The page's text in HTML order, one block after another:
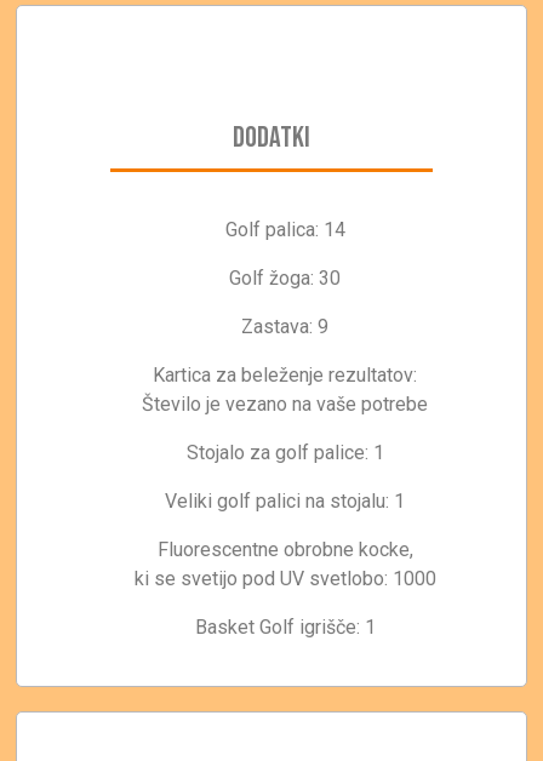
DODATKI
Golf palica: 14
Golf žoga: 30
Zastava: 9
Kartica za beleženje rezultatov:
Število je vezano na vaše potrebe
Stojalo za golf palice: 1
Veliki golf palici na stojalu: 1
Fluorescentne obrobne kocke,
ki se svetijo pod UV svetlobo: 1000
Basket Golf igrišče: 1